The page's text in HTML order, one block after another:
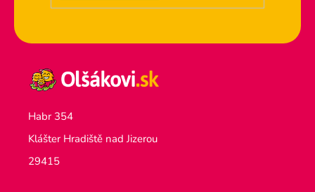
Habr 354
Klášter Hradiště nad Jizerou
29415